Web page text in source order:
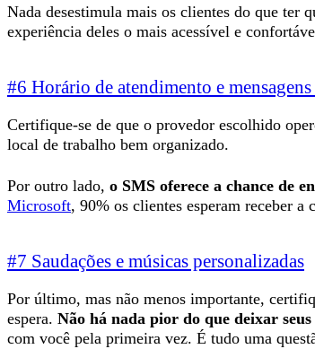
Nada desestimula mais os clientes do que ter
experiência deles o mais acessível e
#6 Horário de atendimento e
Certifique-se de que o provedor escolhido
local de trabalho bem organizado.
Por outro lado, o SMS oferece a chance de
Microsoft, 90% os clientes esperam receber
#7 Saudações e músicas personalizadas
Por último, mas não menos importante,
espera. Não há nada pior do que deixar
com você pela primeira vez. É tudo uma